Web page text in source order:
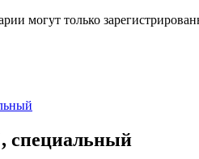
могут только
специальный